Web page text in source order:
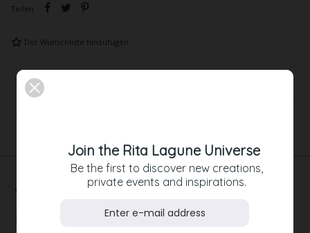
Teilen
Der Wunschliste hinzufügen
Beschreibung
Artikeldetails
RELATED
Join the Rita Lagune Universe
Be the first to discover new creations,
private events and inspirations.